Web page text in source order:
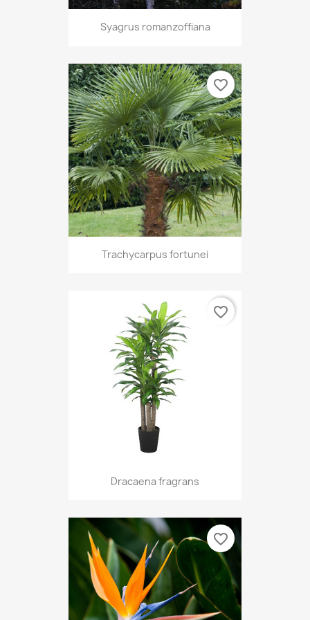
Syagrus romanzoffiana
Trachycarpus fortunei
favorite_border
Dracaena fragrans
favorite_border
favorite_border